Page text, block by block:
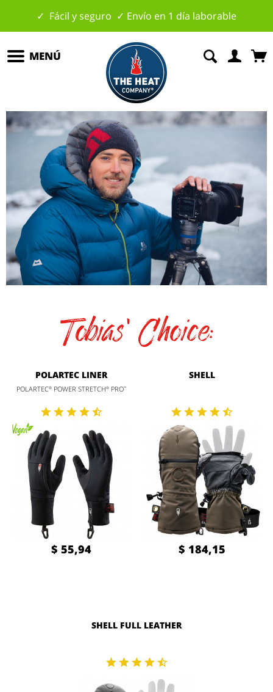
✓ Fácil y seguro ✓ Envío en 1 día laborable
MENÚ
Tobias' Choice:
POLARTEC LINER
POLARTEC® POWER STRETCH® PRO™
$ 55,94
SHELL
$ 184,15
SHELL FULL LEATHER